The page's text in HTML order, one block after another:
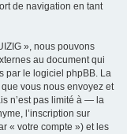
de navigation en tant
», nous pouvons
au document qui
par le logiciel phpBB. La
vous nous envoyez et
n’est pas limité à — la
l’inscription sur
« votre compte ») et les